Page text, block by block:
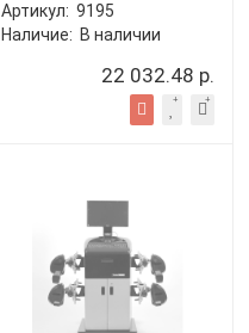
Артикул: 9195
Наличие: В наличии
22 032.48 р.